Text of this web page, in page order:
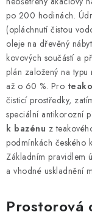
po 200 hodinách.
(opláchnutí čistou
oleje na dřevěný
kovových součástí a
plán založený na
až o 60 %. Pro
čisticí prostředky,
speciální antikorozní
k bazénu z
podmínkách českého
Základním pravidlem
a vhodné uskladnění
Prostorová